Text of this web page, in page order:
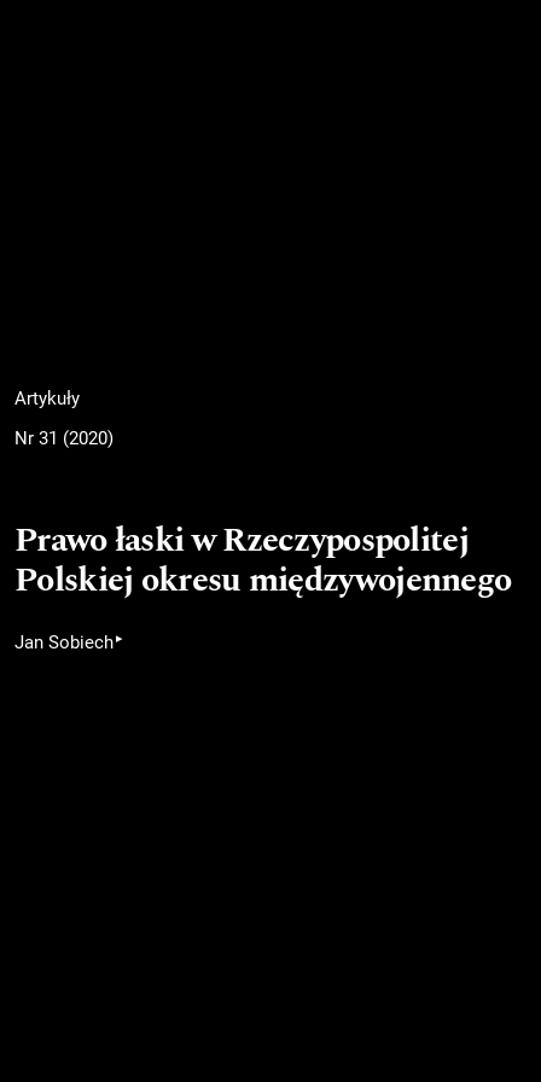
Artykuły
Nr 31 (2020)
Prawo łaski w Rzeczypospolitej
Polskiej okresu międzywojennego
Jan Sobiech▸